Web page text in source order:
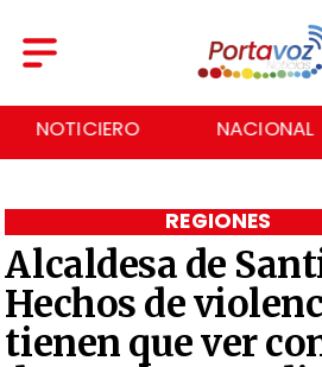
NACIONAL
Alcaldesa de
Hechos de
tienen que ver
REGIONES